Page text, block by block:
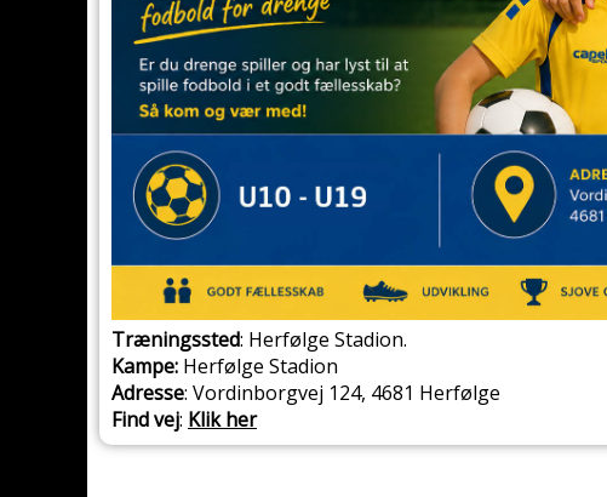
Træningssted: Herfølge Stadion.
Kampe: Herfølge Stadion
Adresse: Vordinborgvej 124, 4681 Herfølge
Find vej: Klik her